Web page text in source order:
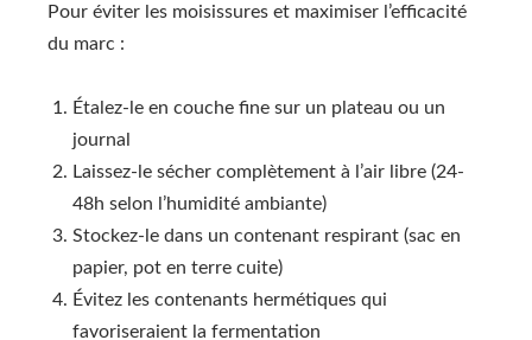
Pour éviter les moisissures et maximiser l’efficacité
du marc :
Étalez-le en couche fine sur un plateau ou un
journal
Laissez-le sécher complètement à l’air libre (24-
48h selon l’humidité ambiante)
Stockez-le dans un contenant respirant (sac en
papier, pot en terre cuite)
Évitez les contenants hermétiques qui
favoriseraient la fermentation